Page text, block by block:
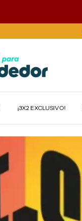
¡3X2 EXCLUSIVO!